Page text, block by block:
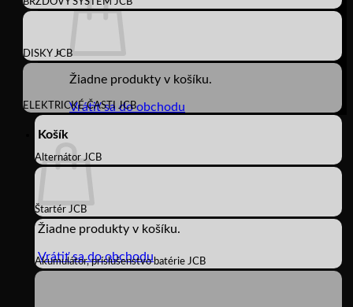
Žiadne produkty v košíku.
Vrátiť sa do obchodu
Košík
Žiadne produkty v košíku.
Vrátiť sa do obchodu
DISKY JCB
ELEKTRICKÉ ČASTI JCB
Alternátor JCB
Štartér JCB
Akumulátor, príslušenstvo batérie JCB